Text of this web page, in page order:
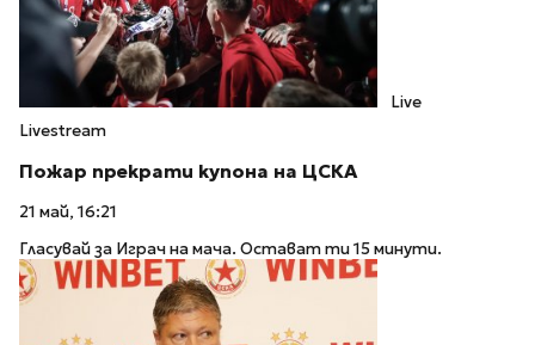
Live
Livestream
Пожар прекрати купона на ЦСКА
21 май, 16:21
Гласувай за Играч на мача. Остават ти 15 минути.